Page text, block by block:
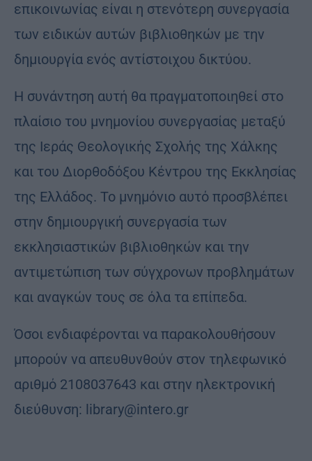
επικοινωνίας είναι η στενότερη συνεργασία
των ειδικών αυτών βιβλιοθηκών με την
δημιουργία ενός αντίστοιχου δικτύου.
Η συνάντηση αυτή θα πραγματοποιηθεί στο
πλαίσιο του μνημονίου συνεργασίας μεταξύ
της Ιεράς Θεολογικής Σχολής της Χάλκης
και του Διορθοδόξου Κέντρου της Εκκλησίας
της Ελλάδος. Το μνημόνιο αυτό προσβλέπει
στην δημιουργική συνεργασία των
εκκλησιαστικών βιβλιοθηκών και την
αντιμετώπιση των σύγχρονων προβλημάτων
και αναγκών τους σε όλα τα επίπεδα.
Όσοι ενδιαφέρονται να παρακολουθήσουν
μπορούν να απευθυνθούν στον τηλεφωνικό
αριθμό 2108037643 και στην ηλεκτρονική
διεύθυνση: library@intero.gr